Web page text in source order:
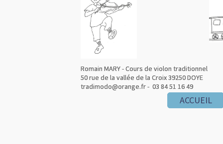
Romain MARY - Cours de violon traditionnel
50 rue de la vallée de la Croix 39250 DOYE
tradimodo@orange.fr - 03 84 51 16 49
Romain MARY - Cours de violon traditionnel
50 rue de la vallée de la Croix 39250 DOYE
tradimodo@orange.fr - 03 84 51 16 49
ACCUEIL
ACCUEIL
ACCUEIL